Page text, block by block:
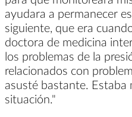
ayudara a permanecer
siguiente, que era
doctora de medicina
los problemas de la
relacionados con
asusté bastante. Estaba
situación."